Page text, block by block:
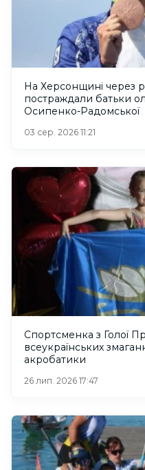
На Херсонщині через
постраждали батьки
Осипенко-Радомської
03 сер. 2026 11:21
Спортсменка з Голої
всеукраїнських
акробатики
26 лип. 2026 17:47